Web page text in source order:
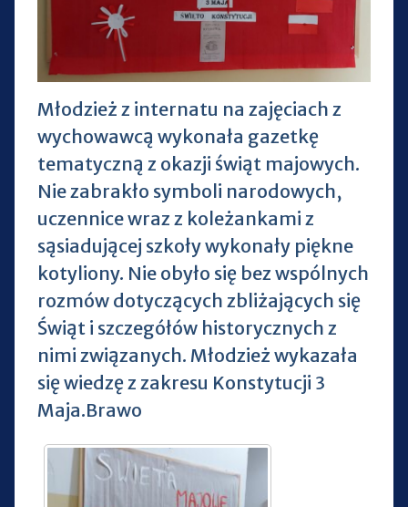
Młodzież z internatu na zajęciach z
wychowawcą wykonała gazetkę
tematyczną z okazji świąt majowych.
Nie zabrakło symboli narodowych,
uczennice wraz z koleżankami z
sąsiadującej szkoły wykonały piękne
kotyliony. Nie obyło się bez wspólnych
rozmów dotyczących zbliżających się
Świąt i szczegółów historycznych z
nimi związanych. Młodzież wykazała
się wiedzę z zakresu Konstytucji 3
Maja.Brawo